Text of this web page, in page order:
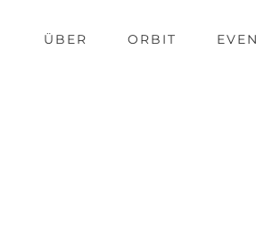
ÜBER ORBIT